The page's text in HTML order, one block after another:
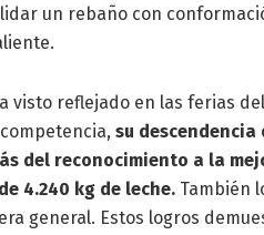
un rebaño con
visto reflejado en las ferias
su
del reconocimiento a la
4.240 kg de leche. También
general. Estos logros